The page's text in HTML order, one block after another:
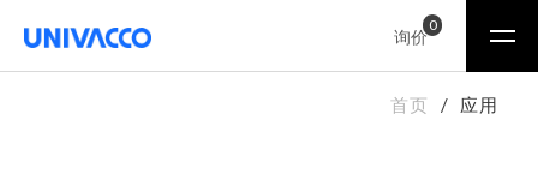
询价
0
首页 应用